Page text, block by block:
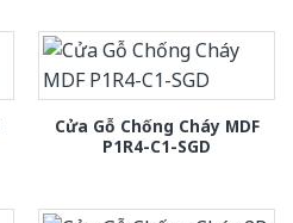
Cửa Gỗ Chống Cháy MDF
P1R4-C1-SGD